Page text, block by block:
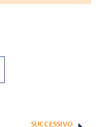
SUCCESSIVO